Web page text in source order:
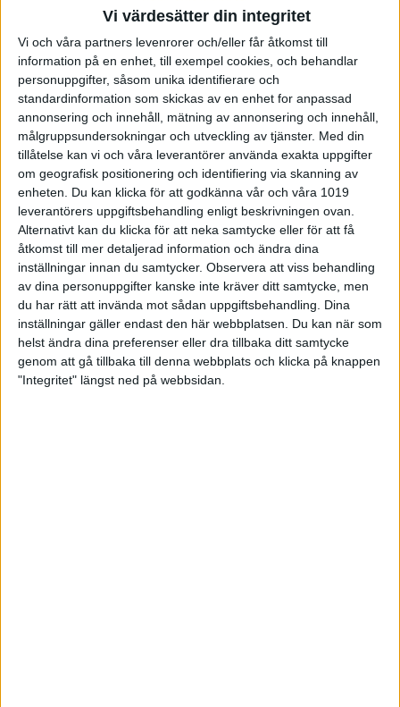
Vi värdesätter din integritet
Vi och våra partners levenrorer och/eller får åtkomst till
information på en enhet, till exempel cookies, och behandlar
personuppgifter, såsom unika identifierare och
standardinformation som skickas av en enhet for anpassad
annonsering och innehåll, mätning av annonsering och innehåll,
målgruppsundersokningar och utveckling av tjänster. Med din
tillåtelse kan vi och våra leverantörer använda exakta uppgifter
om geografisk positionering och identifiering via skanning av
enheten. Du kan klicka för att godkänna vår och våra 1019
leverantörers uppgiftsbehandling enligt beskrivningen ovan.
Alternativt kan du klicka för att neka samtycke eller för att få
åtkomst till mer detaljerad information och ändra dina
inställningar innan du samtycker. Observera att viss behandling
av dina personuppgifter kanske inte kräver ditt samtycke, men
du har rätt att invända mot sådan uppgiftsbehandling. Dina
inställningar gäller endast den här webbplatsen. Du kan när som
helst ändra dina preferenser eller dra tillbaka ditt samtycke
genom att gå tillbaka till denna webbplats och klicka på knappen
"Integritet" längst ned på webbsidan.
Vad säger du om er trupp?
– Vi har en otrolig bredd och det känns som att vi
skulle kunna ha två elitserielag. Det är en otrolig
konkurrens med många spelare som har en väldigt
hög kapacitet.
Vilka ser du som favoriter till guldet den här
säsongen?
– Jag tycker att vi ska vara favoriter och det är oss
som alla kommer vilja slå. Men Pergamon kommer
att vara extremt revanschsugna. Sedan känns det
som att Göta har något riktigt bra på gång och
Alingsås har fått in några fina nyförvärv. Elitserien
blir bara bättre och bättre för varje säsong.
Kan det finnas någon risk för lite mättnad efter
ett SM-guld?
– Jag tycker att det fanns det efter guldet 2016 men
det är annat nu. Vi vill visa att vi ska vara Sveriges
bästa lag den här säsongen också.
Vad tror du om premiärmatchen mot Full
House?